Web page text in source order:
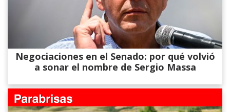
Negociaciones en el Senado: por qué volvió
a sonar el nombre de Sergio Massa